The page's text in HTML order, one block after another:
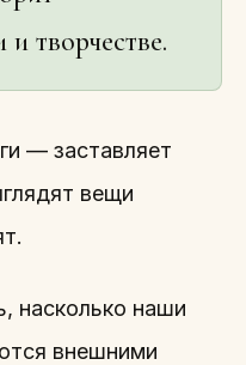
творчестве.
— заставляет
вещи
насколько наши
внешними